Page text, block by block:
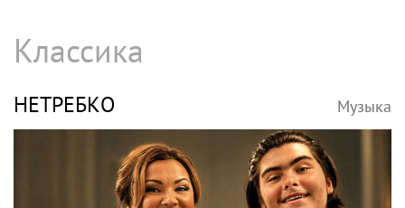
Классика
НЕТРЕБКО Музыка